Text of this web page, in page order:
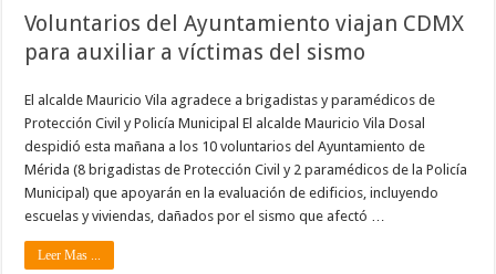
Voluntarios del Ayuntamiento viajan CDMX
para auxiliar a víctimas del sismo
El alcalde Mauricio Vila agradece a brigadistas y paramédicos de
Protección Civil y Policía Municipal El alcalde Mauricio Vila Dosal
despidió esta mañana a los 10 voluntarios del Ayuntamiento de
Mérida (8 brigadistas de Protección Civil y 2 paramédicos de la Policía
Municipal) que apoyarán en la evaluación de edificios, incluyendo
escuelas y viviendas, dañados por el sismo que afectó …
Leer Mas ...